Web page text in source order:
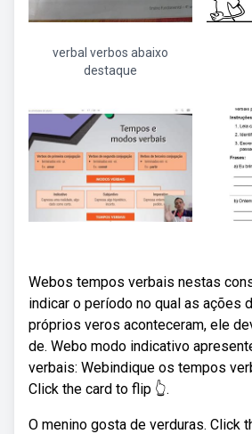
verbal verbos abaixo
destaque
Webos tempos verbais nestas
indicar o período no qual as ações
próprios veros aconteceram, ele
de. Webo modo indicativo
verbais: Webindique os tempos
Click the card to flip 👆.
O menino gosta de verduras. Click